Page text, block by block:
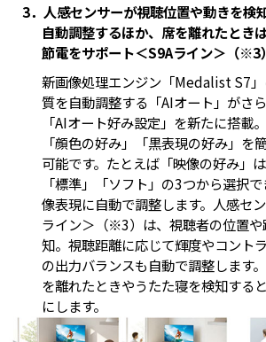
3．人感センサーが視聴位置や動きを検
自動調整するほか、席を離れたとき
節電をサポート＜S9Aライン＞（※3）
新画像処理エンジン「Medalist S7
質を自動調整する「AIオート」がさ
「AIオート好み設定」を新たに搭載
「顔色の好み」「黒表現の好み」を
可能です。たとえば「映像の好み」
「標準」「ソフト」の3つから選択
像表現に自動で調整します。人感セ
ライン＞（※3）は、視聴者の位置
知。視聴距離に応じて輝度やコント
の出力バランスも自動で調整します
を離れたときやうたた寝を検知する
にします。